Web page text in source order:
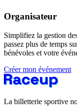
Organisateur
Simplifiez la gestion
passez plus de temps
bénévoles et votre
Créer mon événement
La billetterie sportive